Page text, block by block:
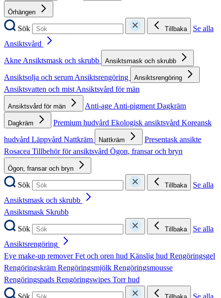
Örhängen
Sök Tillbaka
Se alla
Ansiktsvård
AkneAnsiktsmask och skrubb Ansiktsmask och skrubb
Ansiktsolja och serumAnsiktsrengöring Ansiktsrengöring
Ansiktsvatten och mistAnsiktsvård för män
Ansiktsvård för män Anti-ageAnti-pigmentDagkräm
Dagkräm Premium hudvård Ekologisk ansiktsvård Koreansk
hudvård Läppvård Nattkräm Nattkräm
Presentask ansikte
Rosacea Tillbehör för ansiktsvård Ögon, fransar och bryn
Ögon, fransar och bryn
Sök Tillbaka
Se alla
Ansiktsmask och skrubb
Ansiktsmask Skrubb
Sök
Tillbaka
Se alla
Ansiktsrengöring
Eye make-up removerFet och oren hud Känslig hud Rengöringsgel
Rengöringskräm Rengöringsmjölk Rengöringsmousse
Rengöringspads Rengöringswipes Torr hud